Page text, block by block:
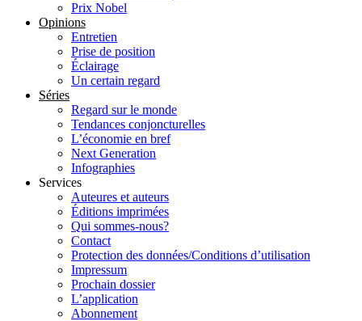
Prix Nobel
Opinions
Entretien
Prise de position
Éclairage
Un certain regard
Séries
Regard sur le monde
Tendances conjoncturelles
L’économie en bref
Next Generation
Infographies
Services
Auteures et auteurs
Éditions imprimées
Qui sommes-nous?
Contact
Protection des données/Conditions d’utilisation
Impressum
Prochain dossier
L’application
Abonnement